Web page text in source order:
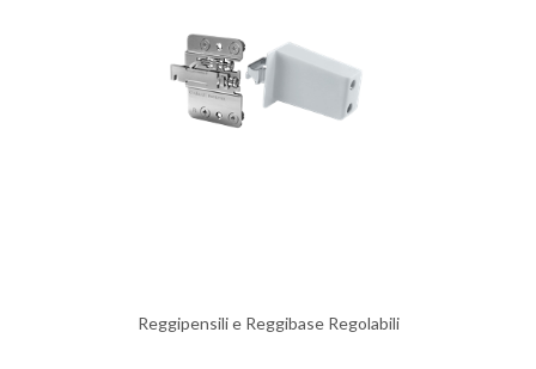
Reggipensili e Reggibase Regolabili